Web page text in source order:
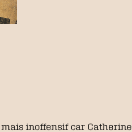
mais inoffensif car Catherine